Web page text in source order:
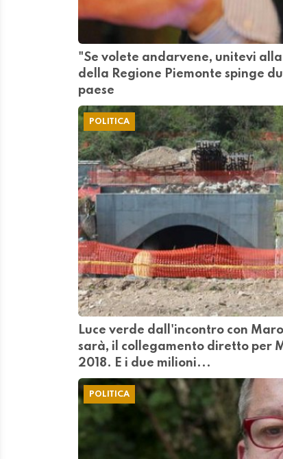
"Se volete andarvene, unitevi
della Regione Piemonte spinge
paese
POLITICA
Luce verde dall'incontro con
sarà, il collegamento diretto per
2018. E i due milioni...
POLITICA